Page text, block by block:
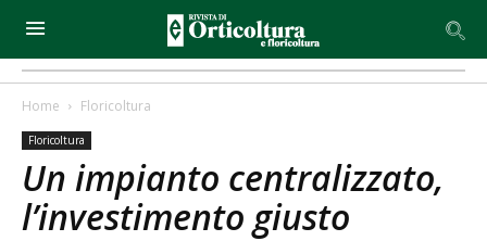
Home Floricoltura
Floricoltura
Un impianto centralizzato,
l’investimento giusto